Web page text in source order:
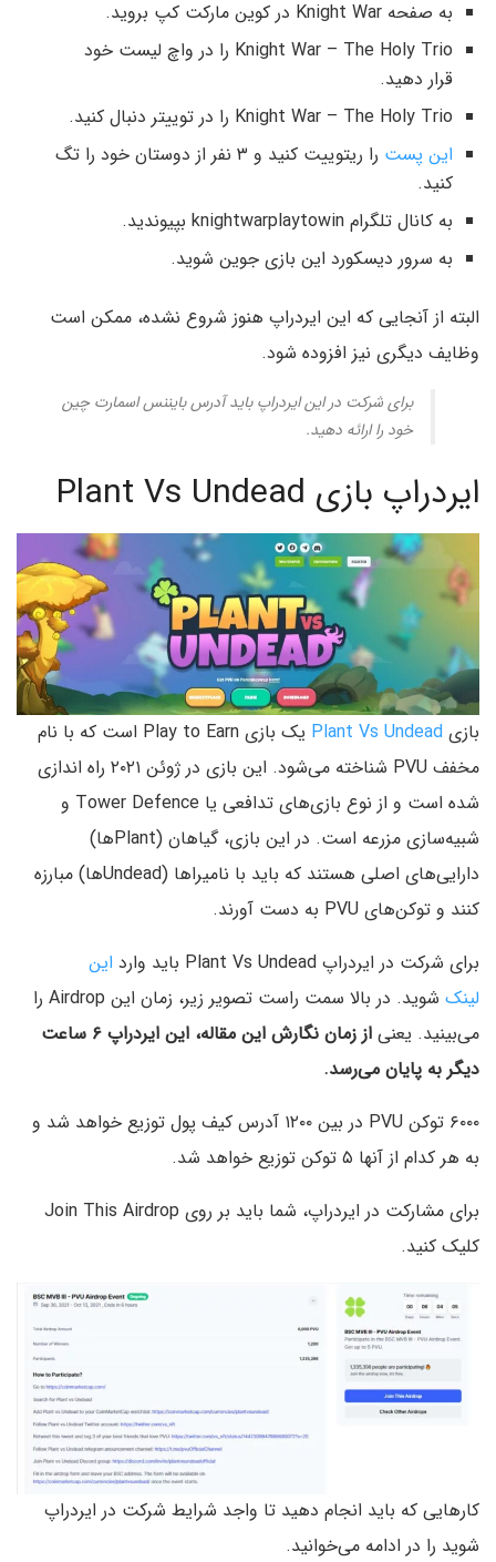
به صفحه Knight War در کوین مارکت کپ بروید.
Knight War – The Holy Trio را در واچ لیست خود
قرار دهید.
Knight War – The Holy Trio را در توییتر دنبال کنید.
این پست
را ریتوییت کنید و ۳ نفر از دوستان خود را تگ
کنید.
به کانال تلگرام knightwarplaytowin بپیوندید.
به سرور دیسکورد این بازی جوین شوید.
البته از آنجایی که این ایردراپ هنوز شروع نشده، ممکن است
وظایف دیگری نیز افزوده شود.
برای شرکت در این ایردراپ باید آدرس بایننس اسمارت چین
خود را ارائه دهید.
ایردراپ بازی Plant Vs Undead
بازی Plant Vs Undead
یک بازی Play to Earn است که با نام
مخفف PVU شناخته می‌شود. این بازی در ژوئن ۲۰۲۱ راه اندازی
شده است و از نوع بازی‌های تدافعی یا Tower Defence و
شبیه‌سازی مزرعه است. در این بازی، گیاهان (Plantها)
دارایی‌های اصلی هستند که باید با نامیراها (Undeadها) مبارزه
کنند و توکن‌های PVU به دست آورند.
برای شرکت در ایردراپ Plant Vs Undead باید وارد
این
لینک
شوید. در بالا سمت راست تصویر زیر، زمان این Airdrop را
می‌بینید. یعنی
از زمان نگارش این مقاله، این ایردراپ ۶ ساعت
دیگر به پایان می‌رسد.
۶۰۰۰ توکن PVU در بین ۱۲۰۰ آدرس کیف پول توزیع خواهد شد و
به هر کدام از آنها ۵ توکن توزیع خواهد شد.
برای مشارکت در ایردراپ، شما باید بر روی Join This Airdrop
کلیک کنید.
کارهایی که باید انجام دهید تا واجد شرایط شرکت در ایردراپ
شوید را در ادامه می‌خوانید.